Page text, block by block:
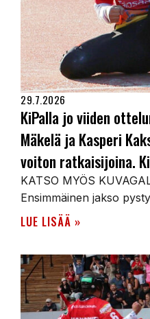
29.7.2026
KiPalla jo viiden
Mäkelä ja Kasperi
voiton ratkaisijoina.
KATSO MYÖS
Ensimmäinen jakso
LUE LISÄÄ »